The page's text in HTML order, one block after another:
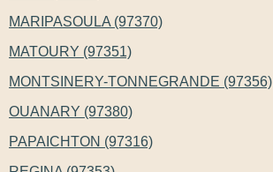
MARIPASOULA (97370)
MATOURY (97351)
MONTSINERY-TONNEGRANDE (97356)
OUANARY (97380)
PAPAICHTON (97316)